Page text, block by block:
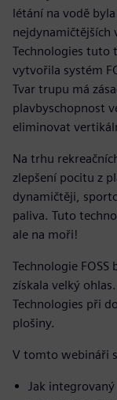
létání na vodě
nejdynamičtějších
Technologies tuto
vytvořila systém
Tvar trupu má
plavbyschopnost
eliminovat
Na trhu
zlepšení pocitu z
dynamičtěji,
paliva. Tuto
ale na moři!
Technologie FOSS
získala velký
Technologies při
plošiny.
V tomto webináři
Jak